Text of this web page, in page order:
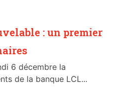
: un premier
6 décembre la
de la banque LCL...